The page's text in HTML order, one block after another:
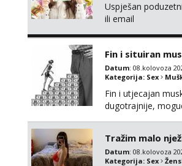
Uspješan
ili email
Fin i situiran
Datum: 08.kolovoza
Kategorija: Sex
Fin i utjecajan
dugotrajnije,
Tražim malo
Datum: 08.kolovoza
Kategorija: Sex